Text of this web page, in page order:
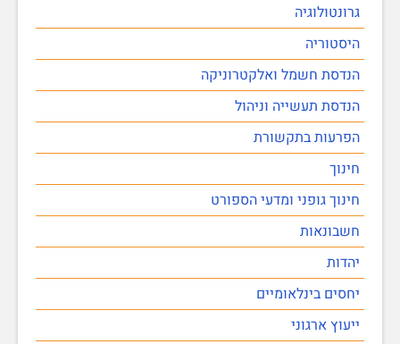
גרונטולוגיה
היסטוריה
הנדסת חשמל ואלקטרוניקה
הנדסת תעשייה וניהול
הפרעות בתקשורת
חינוך
חינוך גופני ומדעי הספורט
חשבונאות
יהדות
יחסים בינלאומיים
ייעוץ ארגוני